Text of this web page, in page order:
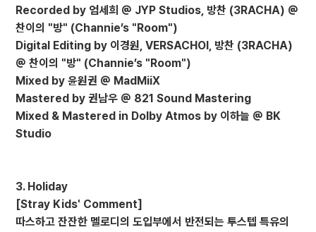
Recorded by 엄세희 @ JYP Studios, 방찬 (3RACHA) @
찬이의 "방" (Channie’s "Room")
Digital Editing by 이경원, VERSACHOI, 방찬 (3RACHA)
@ 찬이의 "방" (Channie’s "Room")
Mixed by 윤원권 @ MadMiiX
Mastered by 권남우 @ 821 Sound Mastering
Mixed & Mastered in Dolby Atmos by 이하늘 @ BK
Studio
3. Holiday
[Stray Kids' Comment]
따스하고 잔잔한 멜로디의 도입부에서 반전되는 투스텝 특유의